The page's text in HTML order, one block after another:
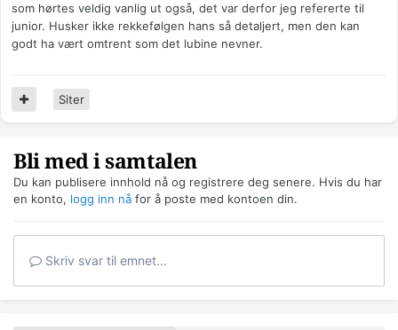
som hørtes veldig vanlig ut også, det var derfor jeg refererte til
junior. Husker ikke rekkefølgen hans så detaljert, men den kan
godt ha vært omtrent som det lubine nevner.
Siter
Bli med i samtalen
Du kan publisere innhold nå og registrere deg senere. Hvis du har
en konto, logg inn nå for å poste med kontoen din.
Skriv svar til emnet...